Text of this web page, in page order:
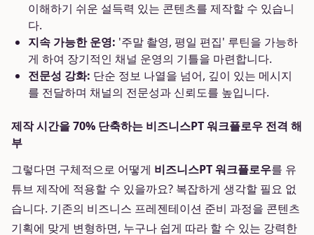
이해하기 쉬운 설득력 있는 콘텐츠를 제작할 수 있습니
다.
지속 가능한 운영: '주말 촬영, 평일 편집' 루틴을 가능하
게 하여 장기적인 채널 운영의 기틀을 마련합니다.
전문성 강화: 단순 정보 나열을 넘어, 깊이 있는 메시지
를 전달하며 채널의 전문성과 신뢰도를 높입니다.
제작 시간을 70% 단축하는 비즈니스PT 워크플로우 전격 해
부
그렇다면 구체적으로 어떻게 비즈니스PT 워크플로우를 유
튜브 제작에 적용할 수 있을까요? 복잡하게 생각할 필요 없
습니다. 기존의 비즈니스 프레젠테이션 준비 과정을 콘텐츠
기획에 맞게 변형하면, 누구나 쉽게 따라 할 수 있는 강력한